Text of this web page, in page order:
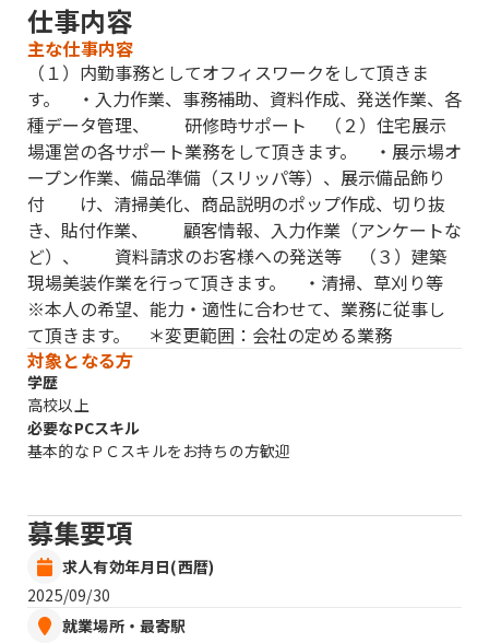
仕事内容
主な仕事内容
（１）内勤事務としてオフィスワークをして頂きま
す。 ・入力作業、事務補助、資料作成、発送作業、各
種データ管理、 研修時サポート （２）住宅展示
場運営の各サポート業務をして頂きます。 ・展示場オ
ープン作業、備品準備（スリッパ等）、展示備品飾り
付 け、清掃美化、商品説明のポップ作成、切り抜
き、貼付作業、 顧客情報、入力作業（アンケートな
ど）、 資料請求のお客様への発送等 （３）建築
現場美装作業を行って頂きます。 ・清掃、草刈り等
※本人の希望、能力・適性に合わせて、業務に従事し
て頂きます。 ＊変更範囲：会社の定める業務
対象となる方
学歴
高校以上
必要なPCスキル
基本的なＰＣスキルをお持ちの方歓迎
募集要項
求人有効年月日(西暦)
2025/09/30
就業場所・最寄駅